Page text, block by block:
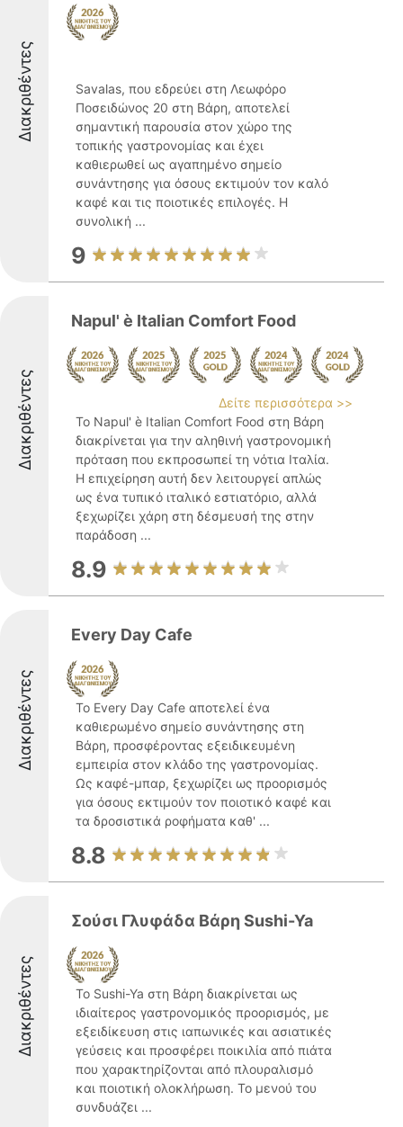
Διακριθέντες
Savalas, που εδρεύει στη Λεωφόρο
Ποσειδώνος 20 στη Βάρη, αποτελεί
σημαντική παρουσία στον χώρο της
τοπικής γαστρονομίας και έχει
καθιερωθεί ως αγαπημένο σημείο
συνάντησης για όσους εκτιμούν τον καλό
καφέ και τις ποιοτικές επιλογές. Η
συνολική ...
9
Διακριθέντες
Napul' è Italian Comfort Food
Δείτε περισσότερα >>
Το Napul' è Italian Comfort Food στη Βάρη
διακρίνεται για την αληθινή γαστρονομική
πρόταση που εκπροσωπεί τη νότια Ιταλία.
Η επιχείρηση αυτή δεν λειτουργεί απλώς
ως ένα τυπικό ιταλικό εστιατόριο, αλλά
ξεχωρίζει χάρη στη δέσμευσή της στην
παράδοση ...
8.9
Διακριθέντες
Every Day Cafe
Το Every Day Cafe αποτελεί ένα
καθιερωμένο σημείο συνάντησης στη
Βάρη, προσφέροντας εξειδικευμένη
εμπειρία στον κλάδο της γαστρονομίας.
Ως καφέ-μπαρ, ξεχωρίζει ως προορισμός
για όσους εκτιμούν τον ποιοτικό καφέ και
τα δροσιστικά ροφήματα καθ' ...
8.8
Διακριθέντες
Σούσι Γλυφάδα Βάρη Sushi-Ya
Το Sushi-Ya στη Βάρη διακρίνεται ως
ιδιαίτερος γαστρονομικός προορισμός, με
εξειδίκευση στις ιαπωνικές και ασιατικές
γεύσεις και προσφέρει ποικιλία από πιάτα
που χαρακτηρίζονται από πλουραλισμό
και ποιοτική ολοκλήρωση. Το μενού του
συνδυάζει ...